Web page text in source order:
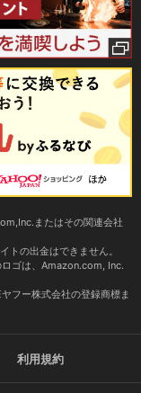
またはその関連会社
トの出金はできません。
ゴは、Amazon.com, Inc.
フー株式会社の登録商標ま
利用規約